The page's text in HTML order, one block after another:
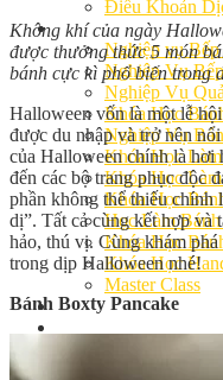
Điều Khoản
Học Làm Bánh
Nghiệp vụ
Nghiệp Vụ
Nghiệp Vụ
Khóa Học
Nghiệp Vụ
Khóa Học
Khóa Học
Khóa Học
Học Làm
Khóa Học
Khóa Học
Master Class
Chuyên Đề
Lịch học – Lịch
Không khí của ngày
được thưởng thức 5 món
bánh cực kì phổ biến trong
Halloween vốn là một lễ
được du nhập và trở nên
của Halloween chính là hơi
đến các bộ trang phục độc
phần không thể thiếu chính
dị”. Tất cả cùng kết hợp và
hảo, thú vị. Cùng khám
trong dịp Halloween nhé!
Bánh Boxty Pancake